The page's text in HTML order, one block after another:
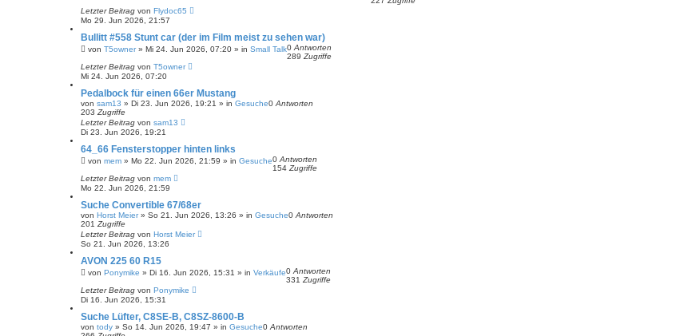
Letzter Beitrag von Flydoc65
Mo 29. Jun 2026, 21:57
Bullitt #558 Stunt car (der im Film meist zu sehen war)
von T5owner» Mi 24. Jun 2026, 07:20 » in Small Talk0 Antworten
289 Zugriffe
Letzter Beitrag von T5owner
Mi 24. Jun 2026, 07:20
Pedalbock für einen 66er Mustang
von sam13 » Di 23. Jun 2026, 19:21 » in Gesuche0 Antworten
203 Zugriffe
Letzter Beitrag von sam13
Di 23. Jun 2026, 19:21
64_66 Fensterstopper hinten links
von mem » Mo 22. Jun 2026, 21:59 » in Gesuche0 Antworten
154 Zugriffe
Letzter Beitrag von mem
Mo 22. Jun 2026, 21:59
Suche Convertible 67/68er
von Horst Meier» So 21. Jun 2026, 13:26 » in Gesuche0 Antworten
201 Zugriffe
Letzter Beitrag von Horst Meier
So 21. Jun 2026, 13:26
AVON 225 60 R15
von Ponymike » Di 16. Jun 2026, 15:31 » in Verkäufe0 Antworten
331 Zugriffe
Letzter Beitrag von Ponymike
Di 16. Jun 2026, 15:31
Suche Lüfter, C8SE-B, C8SZ-8600-B
von tody » So 14. Jun 2026, 19:47 » in Gesuche0 Antworten